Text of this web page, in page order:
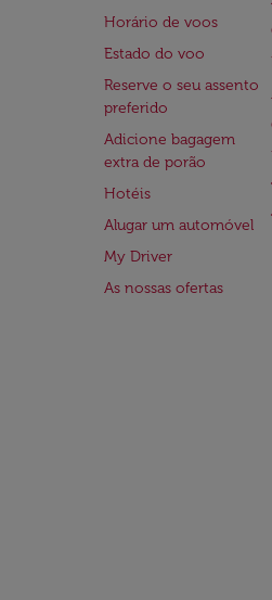
Horário de voos
Estado do voo
Reserve o seu assento
preferido
Adicione bagagem
extra de porão
Hotéis
Alugar um automóvel
My Driver
As nossas ofertas